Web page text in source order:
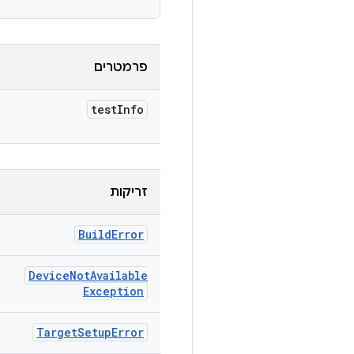
פרמטרים
testInfo
זריקות
BuildError
DeviceNotAvailable
Exception
TargetSetupError